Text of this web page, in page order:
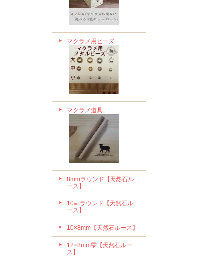
マクラメ用ビーズ
マクラメ道具
8mmラウンド【天然石ル
ース】
10㎜ラウンド【天然石ル
ース】
10×8mm【天然石ルース】
12×8mm雫【天然石ルー
ス】